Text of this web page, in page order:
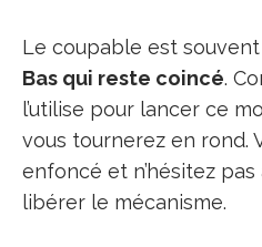
Le coupable est
Bas qui reste coincé.
l’utilise pour lancer ce
vous tournerez en rond.
enfoncé et n’hésitez
libérer le mécanisme.